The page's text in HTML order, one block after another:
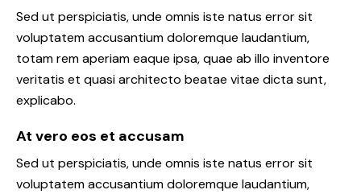
Sed ut perspiciatis, unde omnis iste natus error sit
voluptatem accusantium doloremque laudantium,
totam rem aperiam eaque ipsa, quae ab illo inventore
veritatis et quasi architecto beatae vitae dicta sunt,
explicabo.
At vero eos et accusam
Sed ut perspiciatis, unde omnis iste natus error sit
voluptatem accusantium doloremque laudantium,